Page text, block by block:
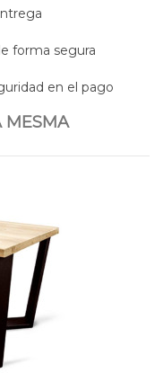
forma segura
en el pago
MESMA